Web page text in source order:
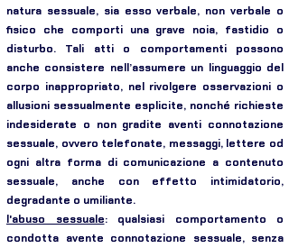
natura sessuale, sia esso verbale, non verbale o
fisico che comporti una grave noia, fastidio o
disturbo. Tali atti o comportamenti possono
anche consistere nell’assumere un linguaggio del
corpo inappropriato, nel rivolgere osservazioni o
allusioni sessualmente esplicite, nonché richieste
indesiderate o non gradite aventi connotazione
sessuale, ovvero telefonate, messaggi, lettere od
ogni altra forma di comunicazione a contenuto
sessuale, anche con effetto intimidatorio,
degradante o umiliante.
l'abuso sessuale: qualsiasi comportamento o
condotta avente connotazione sessuale, senza